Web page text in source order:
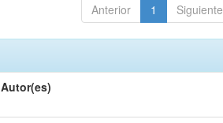
Anterior 1 Siguiente
Autor(es)